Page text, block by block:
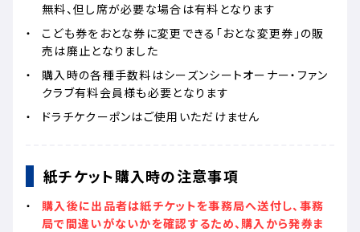
無料、但し席が必要な場合は有料となります
こども券をおとな券に変更できる「おとな変更券」の販
売は廃止となりました
購入時の各種手数料はシーズンシートオーナー・ファン
クラブ有料会員様も必要となります
ドラチケクーポンはご使用いただけません
紙チケット購入時の注意事項
購入後に出品者は紙チケットを事務局へ送付し、事務
局で間違いがないかを確認するため、購入から発券ま